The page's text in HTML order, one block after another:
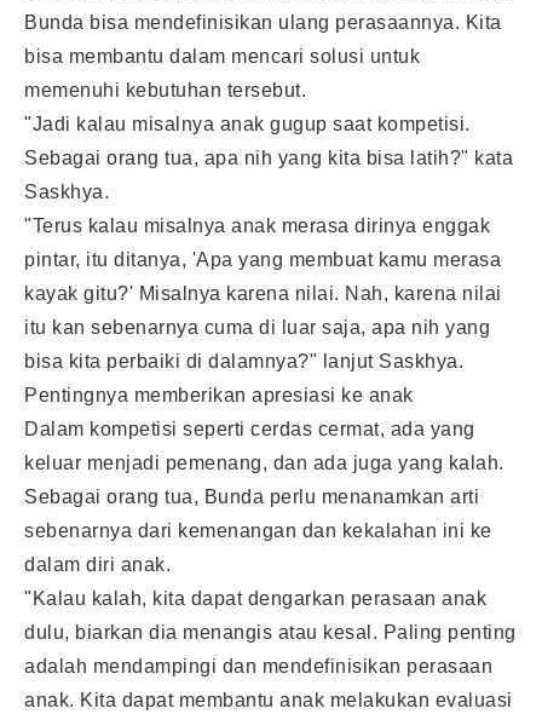
Bunda bisa mendefinisikan ulang perasaannya. Kita
bisa membantu dalam mencari solusi untuk
memenuhi kebutuhan tersebut.
"Jadi kalau misalnya anak gugup saat kompetisi.
Sebagai orang tua, apa nih yang kita bisa latih?" kata
Saskhya.
"Terus kalau misalnya anak merasa dirinya enggak
pintar, itu ditanya, 'Apa yang membuat kamu merasa
kayak gitu?' Misalnya karena nilai. Nah, karena nilai
itu kan sebenarnya cuma di luar saja, apa nih yang
bisa kita perbaiki di dalamnya?" lanjut Saskhya.
Pentingnya memberikan apresiasi ke anak
Dalam kompetisi seperti cerdas cermat, ada yang
keluar menjadi pemenang, dan ada juga yang kalah.
Sebagai orang tua, Bunda perlu menanamkan arti
sebenarnya dari kemenangan dan kekalahan ini ke
dalam diri anak.
"Kalau kalah, kita dapat dengarkan perasaan anak
dulu, biarkan dia menangis atau kesal. Paling penting
adalah mendampingi dan mendefinisikan perasaan
anak. Kita dapat membantu anak melakukan evaluasi